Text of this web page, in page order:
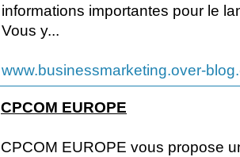
informations importantes pour le
Vous y...
www.businessmarketing.over-
CPCOM EUROPE
CPCOM EUROPE vous propose